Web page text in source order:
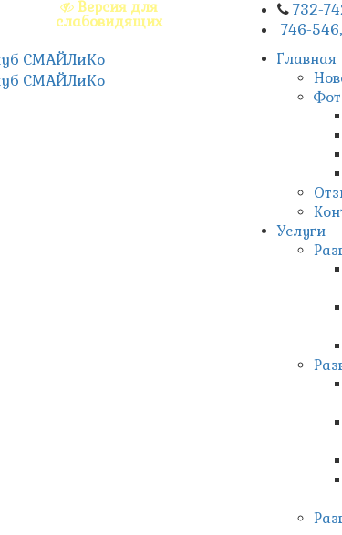
Версия для
слабовидящих
732-
746-
Главная
Услуги